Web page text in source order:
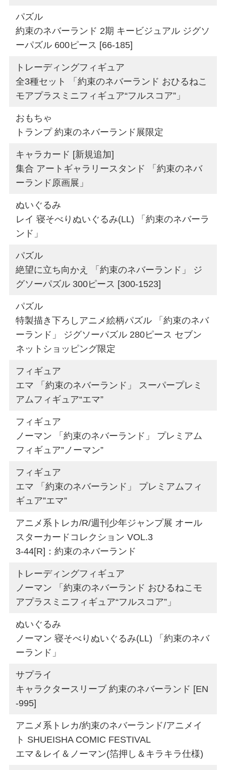
パズル
約束のネバーランド 2期 キービジュアル ジグソ
ーパズル 600ピース [66-185]
トレーディングフィギュア
全3種セット 「約束のネバーランド おひるねこ
モアプラスミニフィギュア“フルスコア”」
おもちゃ
トランプ 約束のネバーランド展限定
キャラカード [新規追加]
集合 アートギャラリースタンド 「約束のネバ
ーランド原画展」
ぬいぐるみ
レイ 寝そべりぬいぐるみ(LL) 「約束のネバーラ
ンド」
パズル
絶望に立ち向かえ 「約束のネバーランド」 ジ
グソーパズル 300ピース [300-1523]
パズル
特製描き下ろしアニメ絵柄パズル 「約束のネバ
ーランド」 ジグソーパズル 280ピース セブン
ネットショッピング限定
フィギュア
エマ 「約束のネバーランド」 スーパープレミ
アムフィギュア“エマ”
フィギュア
ノーマン 「約束のネバーランド」 プレミアム
フィギュア”ノーマン”
フィギュア
エマ 「約束のネバーランド」 プレミアムフィ
ギュア”エマ”
アニメ系トレカ/R/週刊少年ジャンプ展 オール
スターカードコレクション VOL.3
3-44[R]：約束のネバーランド
トレーディングフィギュア
ノーマン 「約束のネバーランド おひるねこモ
アプラスミニフィギュア“フルスコア”」
ぬいぐるみ
ノーマン 寝そべりぬいぐるみ(LL) 「約束のネバ
ーランド」
サプライ
キャラクタースリーブ 約束のネバーランド [EN
-995]
アニメ系トレカ/約束のネバーランド/アニメイ
ト SHUEISHA COMIC FESTIVAL
エマ＆レイ＆ノーマン(箔押し＆キラキラ仕様)